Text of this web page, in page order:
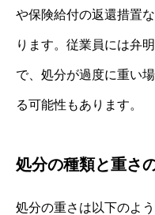
や保険給付の返還措置
ります。従業員には弁
で、処分が過度に重い
る可能性もあります。
処分の種類と重さ
処分の重さは以下のよ